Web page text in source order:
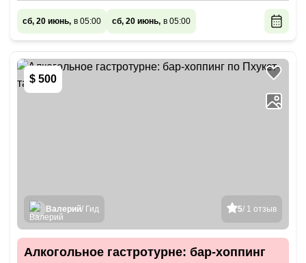
сб, 20 июнь, в 05:00 сб, 20 июнь, в 05:00
$ 500
5/ 1 отзыв
Валерий/ Гид
Алкогольное гастротурне: бар-хоппинг